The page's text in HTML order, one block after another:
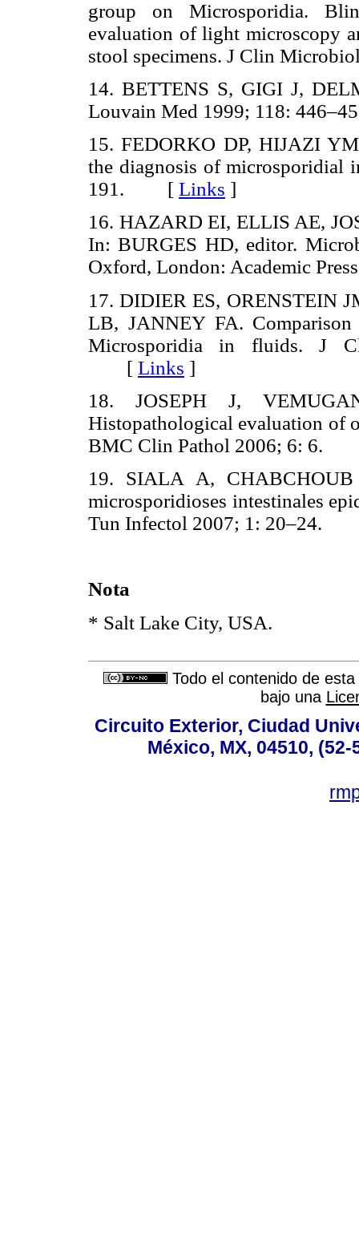
group on Microsporidia.
evaluation of light microscopy
stool specimens. J Clin
14. BETTENS S, GIGI J,
Louvain Med 1999; 118:
15. FEDORKO DP, HIJAZI
the diagnosis of microsporidial
191. [ Links ]
16. HAZARD EI, ELLIS AE,
In: BURGES HD, editor.
Oxford, London: Academic
17. DIDIER ES, ORENSTEIN
LB, JANNEY FA.
Microsporidia in fluids. J
[ Links ]
18. JOSEPH J,
Histopathological evaluation of
BMC Clin Pathol 2006; 6:
19. SIALA A,
microsporidioses intestinales
Tun Infectol 2007; 1:
Nota
* Salt Lake City, USA.
Todo el contenido de
bajo una
Circuito Exterior, Ciudad
México, MX, 04510,